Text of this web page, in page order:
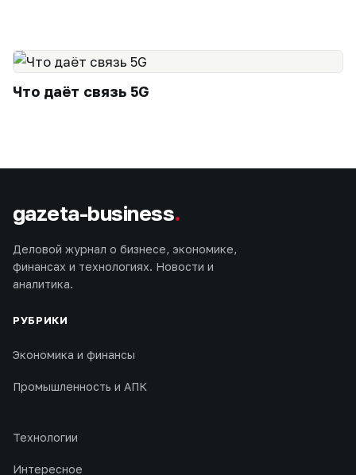
Что даёт связь 5G
gazeta-business.
Деловой журнал о бизнесе, экономике,
финансах и технологиях. Новости и
аналитика.
РУБРИКИ
Экономика и финансы
Промышленность и АПК
Технологии
Интересное